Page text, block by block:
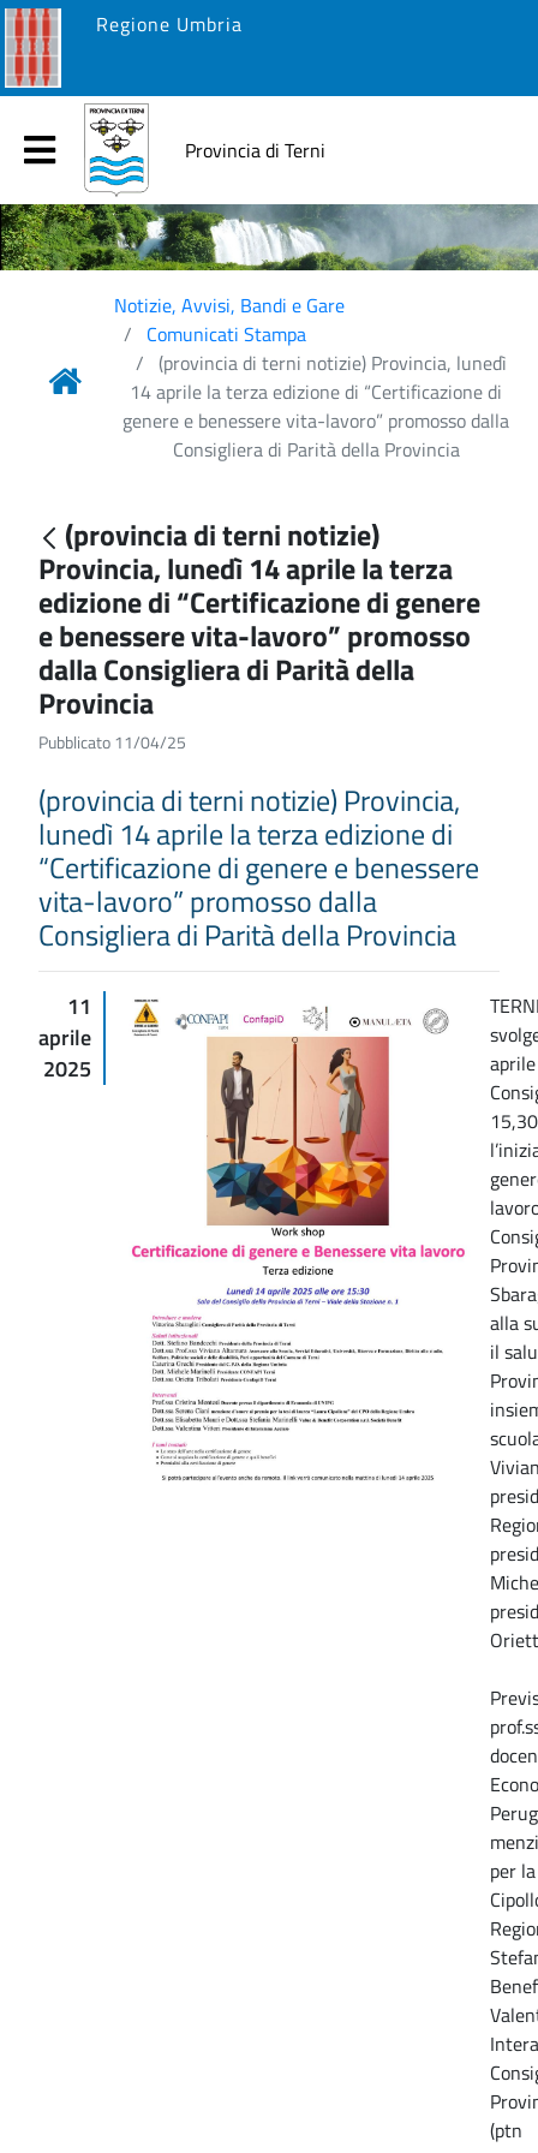
Regione Umbria
Provincia di Terni
Notizie, Avvisi, Bandi e Gare
Comunicati Stampa
(provincia di terni notizie) Provincia, lunedì
14 aprile la terza edizione di “Certificazione di
genere e benessere vita-lavoro” promosso dalla
Consigliera di Parità della Provincia
(provincia di terni notizie)
Provincia, lunedì 14 aprile la terza
edizione di “Certificazione di genere
e benessere vita-lavoro” promosso
dalla Consigliera di Parità della
Provincia
Pubblicato 11/04/25
(provincia di terni notizie) Provincia,
lunedì 14 aprile la terza edizione di
“Certificazione di genere e benessere
vita-lavoro” promosso dalla
Consigliera di Parità della Provincia
11
aprile
2025
alla
il
per
(ptn